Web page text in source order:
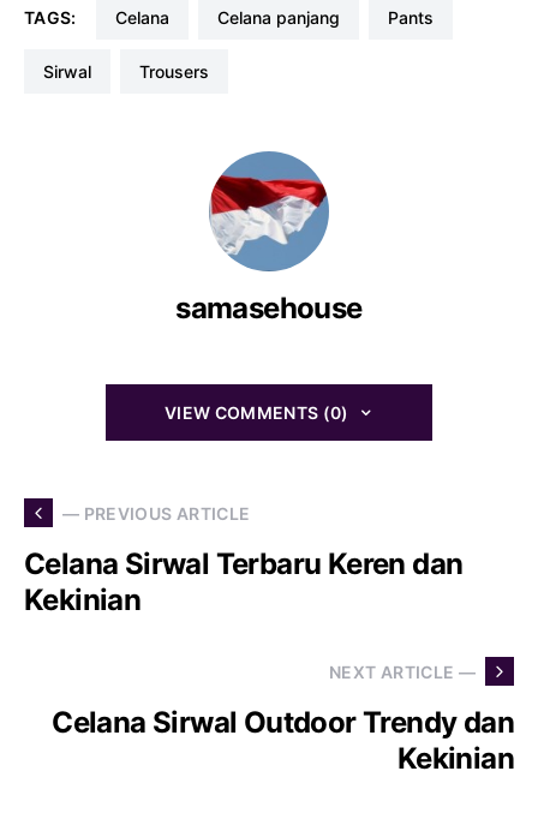
TAGS: celana celana panjang pants
sirwal trousers
samasehouse
VIEW COMMENTS (0)
— PREVIOUS ARTICLE
Celana Sirwal Terbaru Keren dan
Kekinian
NEXT ARTICLE —
Celana Sirwal Outdoor Trendy dan
Kekinian